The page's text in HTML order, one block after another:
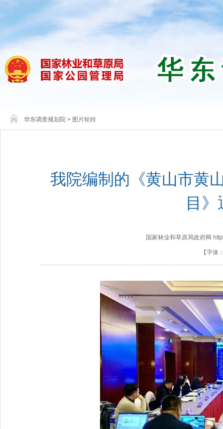
华东调查规划院 > 图片轮转
我院编制的《黄山市黄
目
国家林业和草原局政府网
【字体